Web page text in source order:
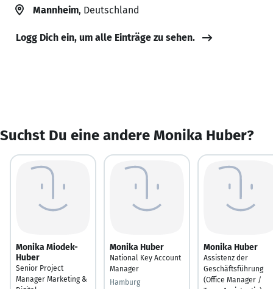
Mannheim, Deutschland
Logg Dich ein, um alle Einträge zu sehen.
Suchst Du eine andere Monika Huber?
Monika Miodek-
Huber
Senior Project
Manager Marketing &
Monika Huber
National Key Account
Manager
Hamburg
Monika Huber
Assistenz der
Geschäftsführung
(Office Manager /